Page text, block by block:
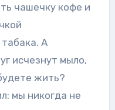
чашечку кофе и
табака. А
исчезнут мыло,
жить?
мы никогда не